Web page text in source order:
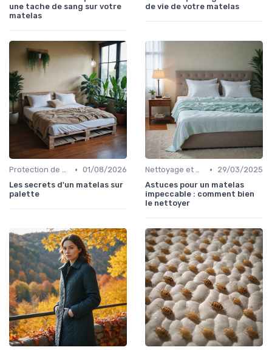
une tache de sang sur votre
matelas
de vie de votre matelas
Protection de matelas • 01/08/2026
Les secrets d'un matelas sur
palette
Nettoyage et maintenance •
29/03/2025
Astuces pour un matelas
impeccable : comment bien
le nettoyer